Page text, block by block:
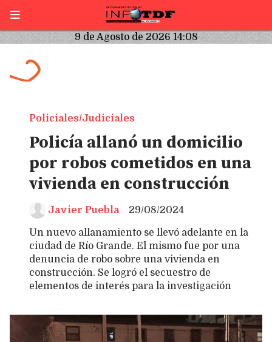
9 de Agosto de 2026 14:08
Policía allanó un domicilio
por robos cometidos en una
vivienda en construcción
Un nuevo allanamiento se llevó adelante en la
ciudad de Río Grande. El mismo fue por una
denuncia de robo sobre una vivienda en
construcción. Se logró el secuestro de
elementos de interés para la investigación
Policiales/Judiciales
29/08/2024
Javier Puebla